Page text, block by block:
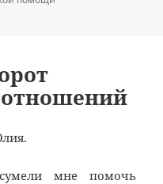
мне помочь